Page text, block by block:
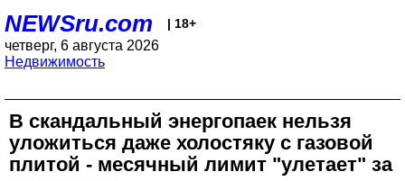
NEWSru.com | 18+
четверг, 6 августа 2026
Недвижимость
В скандальный энергопаек нельзя
уложиться даже холостяку с газовой
плитой - месячный лимит "улетает" за